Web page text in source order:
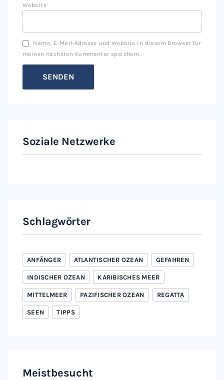
Website
Name, E-Mail-Adresse und Website in diesem Browser für
meinen nächsten Kommentar speichern.
Soziale Netzwerke
Schlagwörter
ANFÄNGER ATLANTISCHER OZEAN GEFAHREN
INDISCHER OZEAN KARIBISCHES MEER
MITTELMEER PAZIFISCHER OZEAN REGATTA
SEEN TIPPS
Meistbesucht